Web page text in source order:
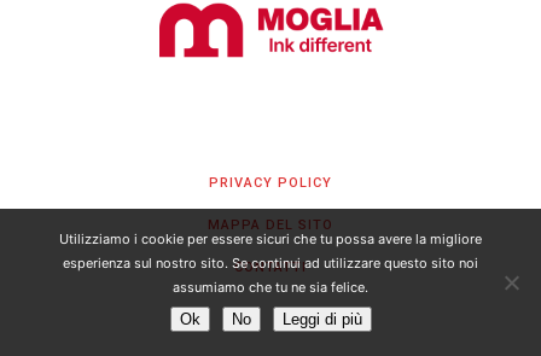
PRIVACY POLICY
MAPPA DEL SITO
CONTATTI
Utilizziamo i cookie per essere sicuri che tu possa avere la migliore
esperienza sul nostro sito. Se continui ad utilizzare questo sito noi
assumiamo che tu ne sia felice.
Ok No Leggi di più